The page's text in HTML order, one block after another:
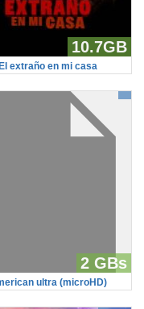
10.7GB
El extraño en mi casa
2 GBs
ultra (microHD)